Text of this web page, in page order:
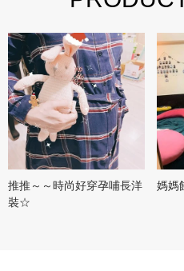
推推～～時尚好穿孕哺長洋
裝☆
媽媽